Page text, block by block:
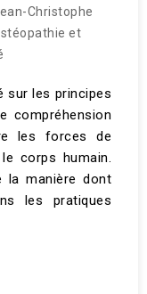
Christophe
et
sur les principes
compréhension
les forces de
corps humain.
la manière dont
les pratiques